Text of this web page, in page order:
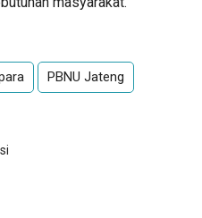
PBNU Jateng